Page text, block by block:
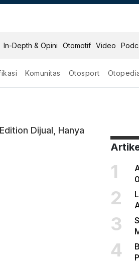
In-Depth & Opini Otomotif Video
Komunitas Otosport
Dijual, Hanya
1
2
3
4